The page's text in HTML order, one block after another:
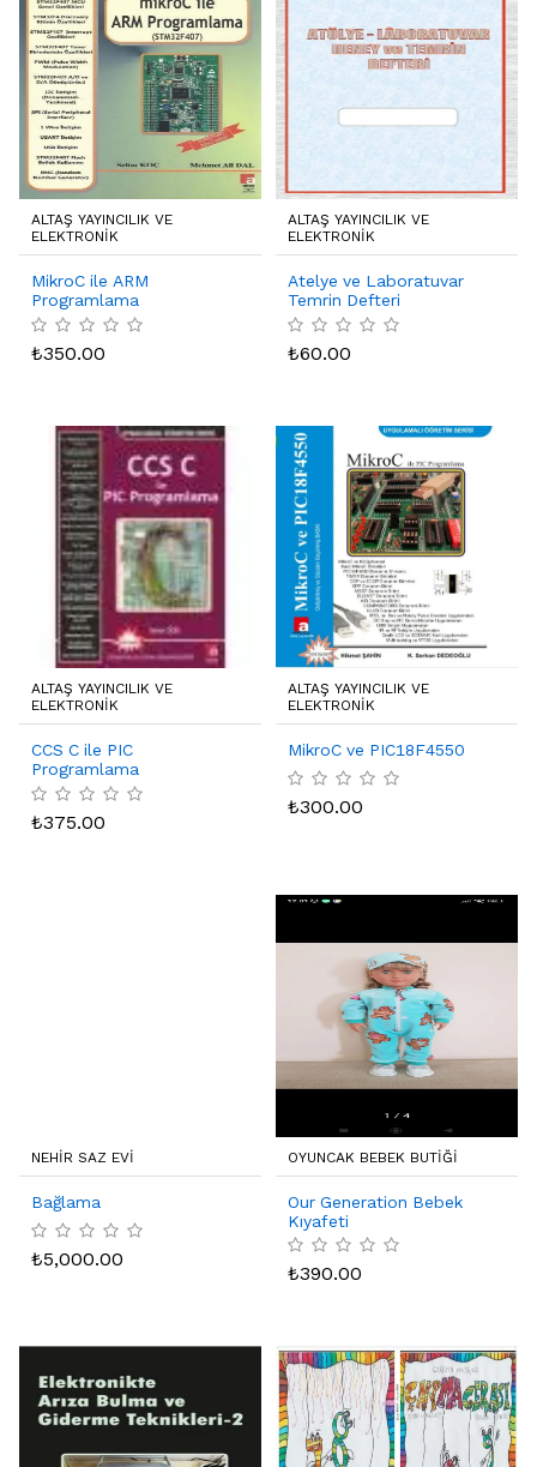
ALTAŞ YAYINCILIK VE
ELEKTRONIK
MikroC ile ARM
Programlama
₺350.00
ALTAŞ YAYINCILIK VE
ELEKTRONIK
Atelye ve Laboratuvar
Temrin Defteri
₺60.00
ALTAŞ YAYINCILIK VE
ELEKTRONIK
CCS C ile PIC
Programlama
₺375.00
ALTAŞ YAYINCILIK VE
ELEKTRONIK
MikroC ve PIC18F4550
₺300.00
NEHIR SAZ EVI
Bağlama
₺5,000.00
OYUNCAK BEBEK BUTIĞI
Our Generation Bebek
Kıyafeti
₺390.00